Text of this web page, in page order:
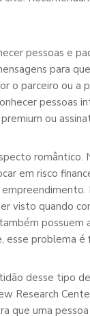
pessoas e
para
o parceiro ou a
pessoas
ou
em risco
visto quando
possuem
esse problema é
desse tipo
Research
que uma